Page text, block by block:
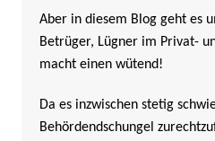
Aber in diesem Blog geht es
Betrüger, Lügner im Privat-
macht einen wütend!
Da es inzwischen stetig
Behördendschungel